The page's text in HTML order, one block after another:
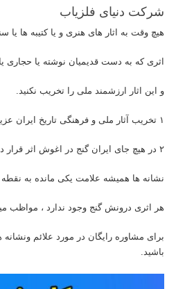
شرکت دنیای فلزیاب
هیچ وقت به اثار های هنری و یا کتیبه ها
اثری که به دست قدیمیان نوشته یا حجاری
و این اثار ارزشمند ملی را تخریب نکنید.
۱ تخریب آثار ملی و فرهنگی تاریخ ایران عزیزمان،
۲ در هیچ جای ایران گنج در اغوش اثر قرار داده نشده است،
نشانه ها همیشه علامت یکی مانده به
هر اثری درونش گنج وجود ندارد ، مواظب
برای مشاوره رایگان در مورد علائم
باشید.